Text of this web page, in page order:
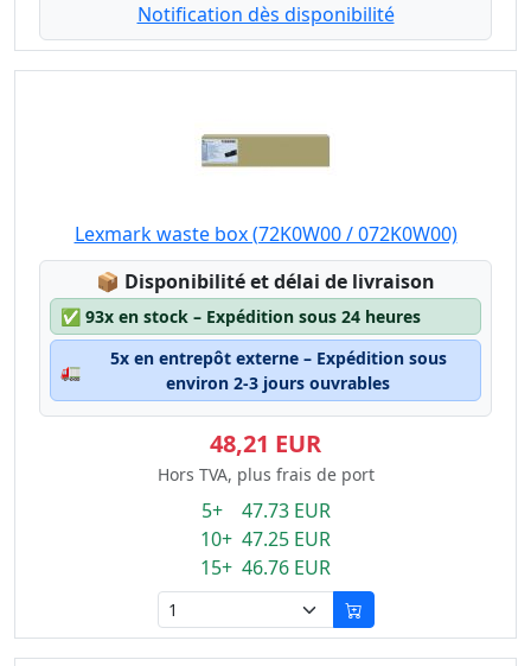
Notification dès disponibilité
Lexmark waste box (72K0W00 / 072K0W00)
📦 Lagerstatus:
Disponibilité et délai de livraison
✅ 93x en stock – Expédition sous 24 heures
🚛
5x en entrepôt externe – Expédition sous
environ 2-3 jours ouvrables
48,21 EUR
Hors TVA, plus frais de port
5+ 47.73 EUR
10+ 47.25 EUR
15+ 46.76 EUR